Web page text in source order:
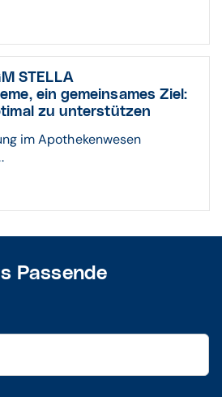
STELLA
ein gemeinsames Ziel:
zu unterstützen
im Apothekenwesen
Passende